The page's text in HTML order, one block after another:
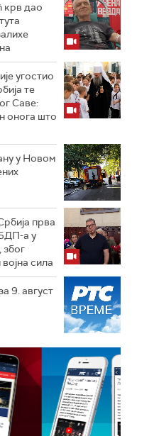
крв дао
угостио
те
Саве:
онога што
у Новом
прва
а у
због
сила
9. август